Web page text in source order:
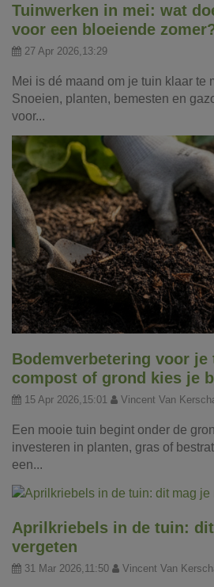
Tuinwerken in mei: wat
voor een bloeiende
27 Apr 2026,13:29
Mei is dé maand om je tuin klaar te
Snoeien, planten, bemesten en
voor...
Bodemverbetering voor
compost of grond kies je
15 Apr 2026,15:01 Vincent Van
Een mooie tuin begint onder de
investeren in planten, gras of
een...
Aprilkriebels in de tuin:
vergeten
31 Mar 2026,11:50 Vincent Van